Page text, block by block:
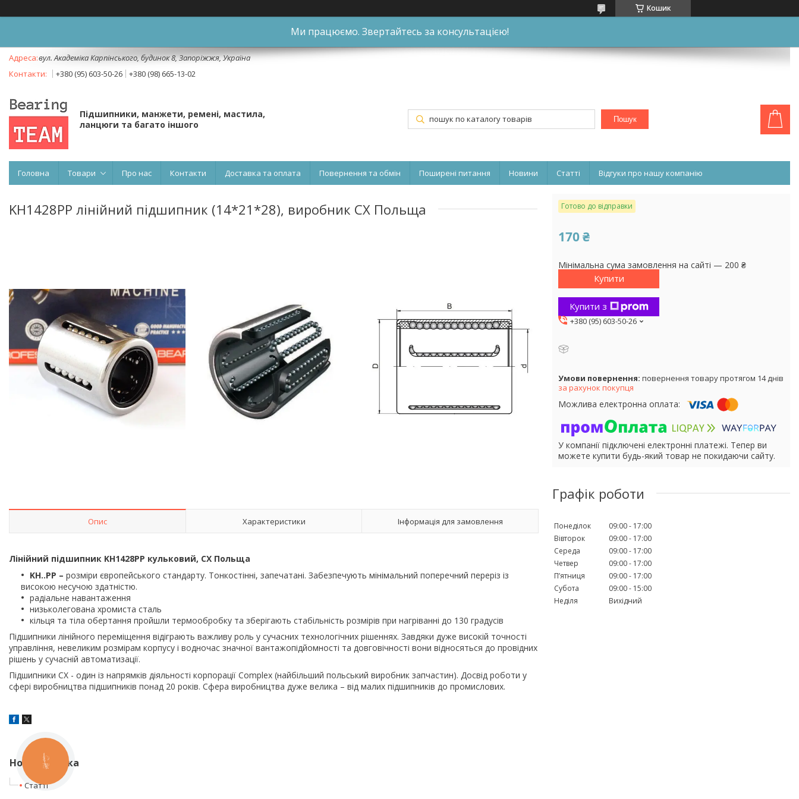
Кошик
Ми працюємо. Звертайтесь за консультацією!
вул. Академіка Карпінського, будинок 8, Запоріжжя, Україна
+380 (95) 603-50-26
+380 (98) 665-13-02
Підшипники, манжети, ремені, мастила,
ланцюги та багато іншого
Пошук
Головна Товари Про нас Контакти Доставка та оплата Повернення та обмін Поширені питання Новини Статті Відгуки про нашу компанію
KH1428PP лінійний підшипник (14*21*28), виробник CX Польща
Опис Характеристики Інформація для замовлення
Лінійний підшипник KH1428PP кульковий, CX Польща
KH..PP – розміри європейського стандарту. Тонкостінні, запечатані. Забезпечують мінімальний поперечний переріз із
високою несучою здатністю.
радіальне навантаження
низьколегована хромиста сталь
кільця та тіла обертання пройшли термообробку та зберігають стабільність розмірів при нагріванні до 130 градусів
Підшипники лінійного переміщення відіграють важливу роль у сучасних технологічних рішеннях. Завдяки дуже високій точності
управління, невеликим розмірам корпусу і водночас значної вантажопідйомності та довговічності вони відносяться до провідних
рішень у сучасній автоматизації.
Підшипники CX - один із напрямків діяльності корпорації Complex (найбільший польський виробник запчастин). Досвід роботи у
сфері виробництва підшипників понад 20 років. Сфера виробництва дуже велика – від малих підшипників до промислових.
Готово до відправки
170 ₴
Мінімальна сума замовлення на сайті — 200 ₴
Купити
Купити з
+380 (95) 603-50-26
повернення товару протягом 14 днів
за рахунок покупця
У компанії підключені електронні платежі. Тепер ви
можете купити будь-який товар не покидаючи сайту.
Графік роботи
Понеділок 09:00
17:00
Вівторок
09:00
17:00
Середа
09:00
17:00
Четвер
09:00
17:00
Пʼятниця
09:00
17:00
Субота
09:00
15:00
Неділя
Вихідний
Нова колонка
Статті
КНОПКА
ЗВ'ЯЗКУ